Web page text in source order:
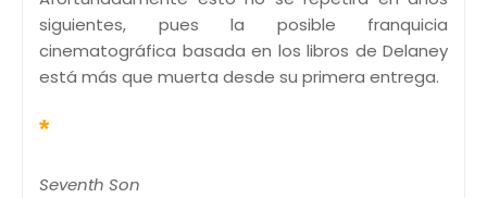
siguientes, pues la posible franquicia
cinematográfica basada en los libros de Delaney
está más que muerta desde su primera entrega.
*
Seventh Son